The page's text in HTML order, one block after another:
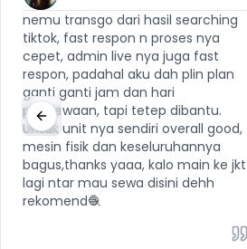
nemu transgo dari hasil searching
tiktok, fast respon n proses nya
cepet, admin live nya juga fast
respon, padahal aku dah plin plan
ganti ganti jam dan hari
penyewaan, tapi tetep dibantu.
Untuk unit nya sendiri overall good,
mesin fisik dan keseluruhannya
bagus,thanks yaaa, kalo main ke jkt
lagi ntar mau sewa disini dehh
rekomend🧶